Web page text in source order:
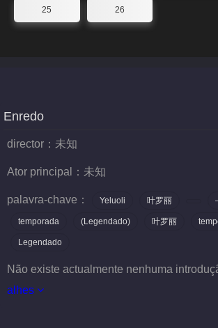
25 26
Enredo
director： 未知
Ator principal： 未知
palavra-chave： Yeluoli 叶罗丽
temporada (Legendado) 叶罗丽
Legendado
Não existe actualmente nenhuma
alhes